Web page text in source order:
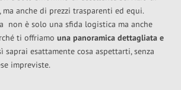
, ma anche di prezzi trasparenti ed equi.
non è solo una sfida logistica ma anche
ti offriamo una panoramica dettagliata e
saprai esattamente cosa aspettarti, senza
impreviste.